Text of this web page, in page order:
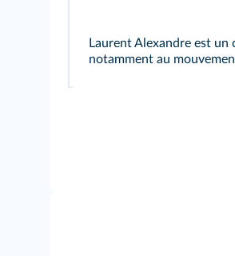
Laurent Alexandre est
notamment au